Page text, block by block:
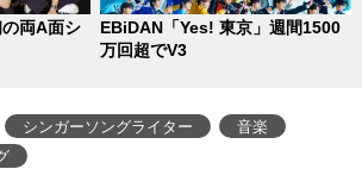
両A面シ
EBiDAN「Yes! 東京」週間1500
万回超でV3
シンガーソングライター
音楽